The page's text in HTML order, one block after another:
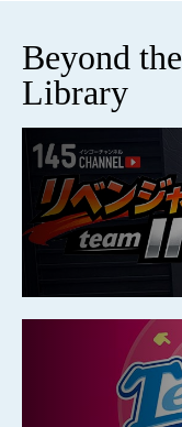
Beyond the
Library